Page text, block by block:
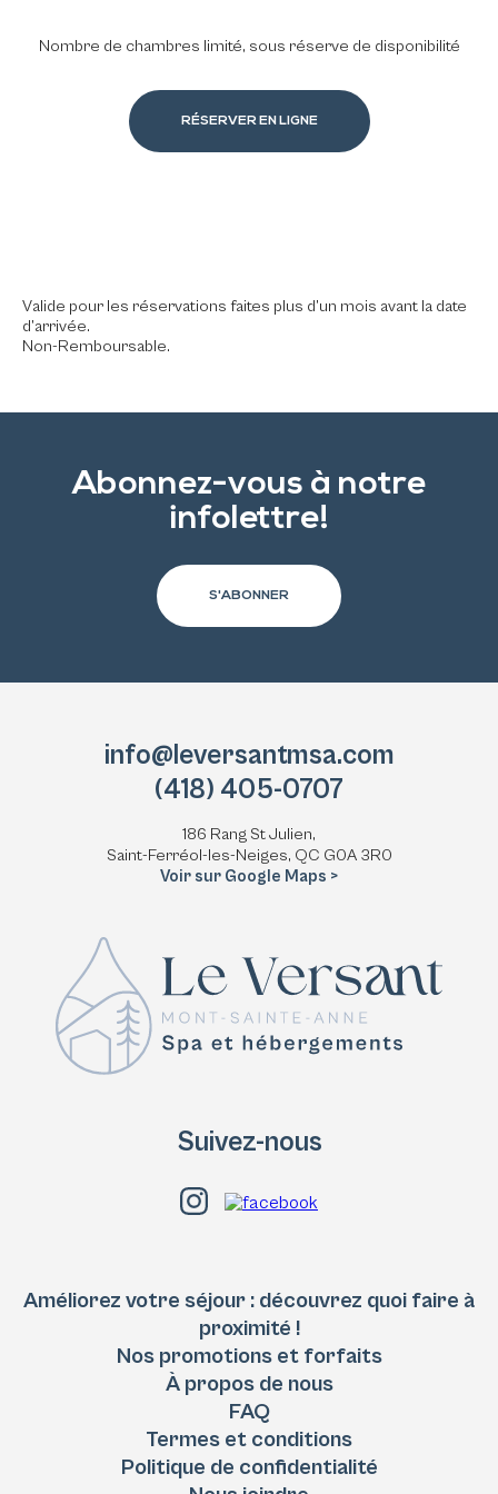
Nombre de chambres limité, sous réserve de disponibilité
RÉSERVER EN LIGNE
Valide pour les réservations faites plus d’un mois avant la date
d’arrivée.
Non-Remboursable.
Abonnez-vous à notre
infolettre!
S'ABONNER
info@leversantmsa.com
(418) 405-0707
186 Rang St Julien,
Saint-Ferréol-les-Neiges, QC G0A 3R0
Voir sur Google Maps >
Suivez-nous
Améliorez votre séjour : découvrez quoi faire à
proximité !
Nos promotions et forfaits
À propos de nous
FAQ
Termes et conditions
Politique de confidentialité